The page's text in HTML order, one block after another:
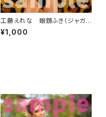
工藤えれな 眼鏡ふき（ジャガ
ー）
¥1,000